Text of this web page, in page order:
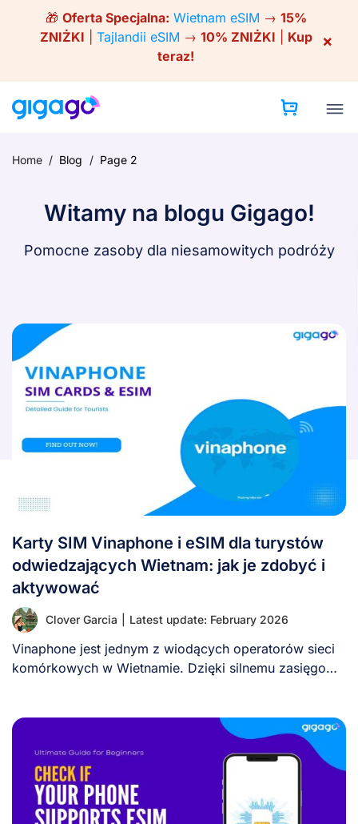
🎁 Oferta Specjalna: Wietnam eSIM → 15%
ZNIŻKI
Tajlandii eSIM → 10% ZNIŻKI
Kup
teraz!
×
Home / Blog / Page 2
Witamy na blogu Gigago!
Pomocne zasoby dla niesamowitych podróży
Karty SIM Vinaphone i eSIM dla turystów
odwiedzających Wietnam: jak je zdobyć i
aktywować
Clover Garcia Latest update: February 2026
Vinaphone jest jednym z wiodących operatorów sieci
komórkowych w Wietnamie. Dzięki silnemu zasięgowi,